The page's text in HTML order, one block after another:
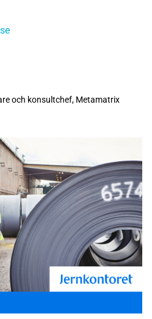
och konsultchef, Metamatrix